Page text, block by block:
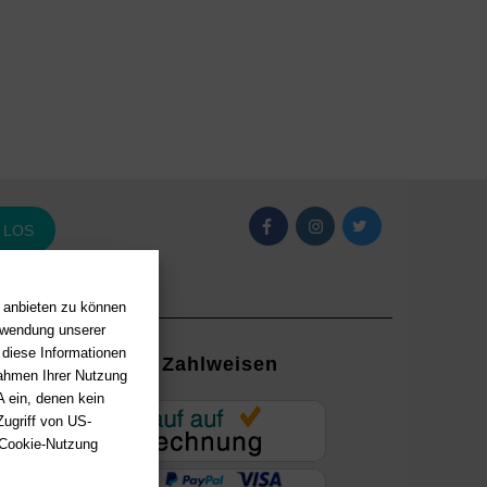
zu können
unserer
Informationen
Ihrer Nutzung
ein, denen kein
von US-
Nutzung
LOS
mit
Zahlweisen